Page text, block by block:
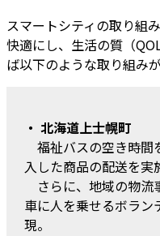
スマートシティの取り組
快適にし、生活の質（
ば以下のような取り組み
・ 北海道上士幌町
福祉バスの空き時間
入した商品の配送を実
さらに、地域の物流
車に人を乗せるボラン
現。